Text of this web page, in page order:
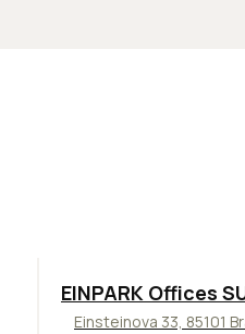
TOP ODPORÚČAME
EINPARK Offices
Einsteinova 33, 85101